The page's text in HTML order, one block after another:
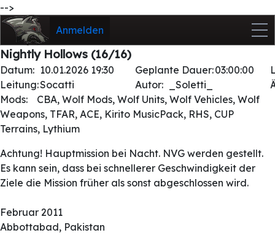
-->
Anmelden
Nightly Hollows (16/16)
Datum: 10.01.2026 19:30 Geplante Dauer:03:00:00
Leitung:Socatti Autor:
_Soletti_
Mods:
CBA, Wolf Mods, Wolf Units, Wolf Vehicles, Wolf
Weapons, TFAR, ACE, Kirito MusicPack, RHS, CUP
Terrains, Lythium
Achtung! Hauptmission bei Nacht. NVG werden gestellt.
Es kann sein, dass bei schnellerer Geschwindigkeit der
Ziele die Mission früher als sonst abgeschlossen wird.
Februar 2011
Abbottabad, Pakistan